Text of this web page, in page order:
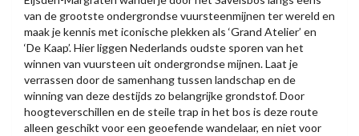
van de grootste ondergrondse vuursteenmijnen ter wereld en
maak je kennis met iconische plekken als ‘Grand Atelier’ en
‘De Kaap’. Hier liggen Nederlands oudste sporen van het
winnen van vuursteen uit ondergrondse mijnen. Laat je
verrassen door de samenhang tussen landschap en de
winning van deze destijds zo belangrijke grondstof. Door
hoogteverschillen en de steile trap in het bos is deze route
alleen geschikt voor een geoefende wandelaar, en niet voor